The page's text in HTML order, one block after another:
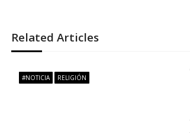
g
a
Related Articles
#NOTICIA RELIGIÓN